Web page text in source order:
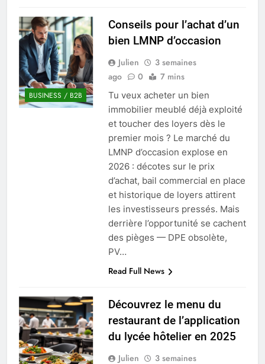
BUSINESS / B2B
Conseils pour l’achat d’un
bien LMNP d’occasion
Julien
3 semaines
ago
0 7 mins
Tu veux acheter un bien
immobilier meublé déjà exploité
et toucher des loyers dès le
premier mois ? Le marché du
LMNP d’occasion explose en
2026 : décotes sur le prix
d’achat, bail commercial en place
et historique de loyers attirent
les investisseurs pressés. Mais
derrière l’opportunité se cachent
des pièges — DPE obsolète,
PV…
Read Full News
Découvrez le menu du
restaurant de l’application
du lycée hôtelier en 2025
Julien
3 semaines